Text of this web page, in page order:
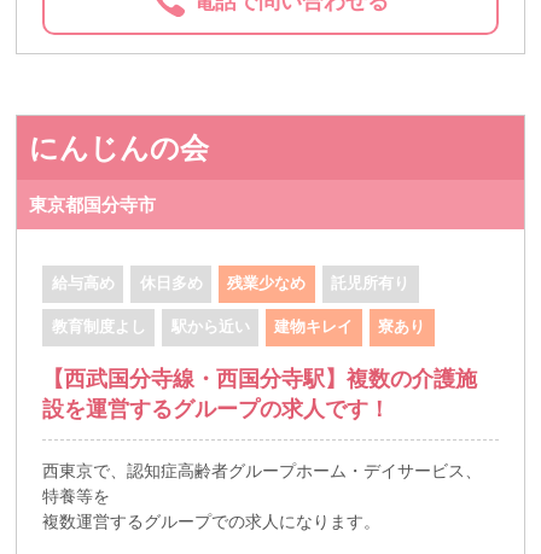
にんじんの会
東京都国分寺市
給与高め 休日多め 残業少なめ 託児所有り
教育制度よし 駅から近い 建物キレイ 寮あり
【西武国分寺線・西国分寺駅】複数の介護施
設を運営するグループの求人です！
西東京で、認知症高齢者グループホーム・デイサービス、
特養等を
複数運営するグループでの求人になります。